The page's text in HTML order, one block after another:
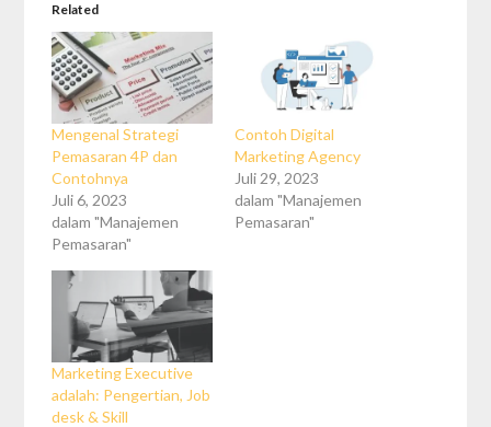
Related
Mengenal Strategi
Pemasaran 4P dan
Contohnya
Juli 6, 2023
dalam "Manajemen
Pemasaran"
Contoh Digital
Marketing Agency
Juli 29, 2023
dalam "Manajemen
Pemasaran"
Marketing Executive
adalah: Pengertian, Job
desk & Skill